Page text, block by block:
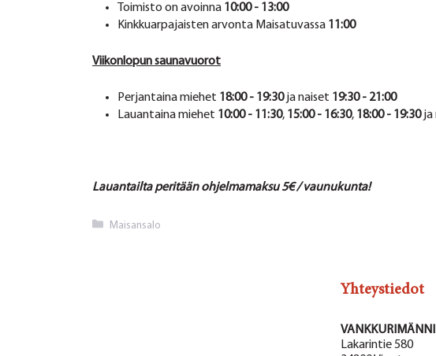
Toimisto on avoinna 10:00 - 13:00
Kinkkuarpajaisten arvonta Maisatuvassa 11:00
Viikonlopun saunavuorot
Perjantaina miehet 18:00 - 19:30ja naiset 19:30 - 21:00
Lauantaina miehet 10:00 - 11:30, 15:00 - 16:30, 18:00 - 19:30ja
Lauantailta peritään ohjelmamaksu 5€ / vaunukunta!
Kategoriat
Maisansalo
Yhteystiedot
Lakarintie 580